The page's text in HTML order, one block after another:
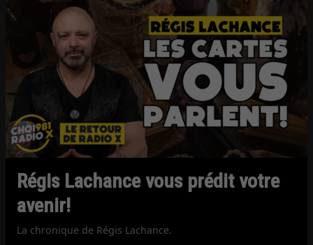
Régis Lachance vous prédit votre
avenir!
La chronique de Régis Lachance.